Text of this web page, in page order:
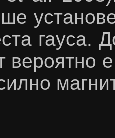
гауса.
вероятно